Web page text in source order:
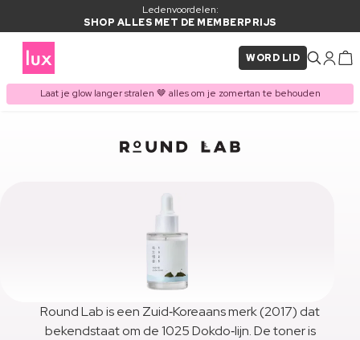
Ledenvoordelen:
SHOP ALLES MET DE MEMBERPRIJS
WORD LID
Laat je glow langer stralen 🤎 alles om je zomertan te behouden
Round Lab is een Zuid‑Koreaans merk (2017) dat
bekendstaat om de 1025 Dokdo‑lijn. De toner is